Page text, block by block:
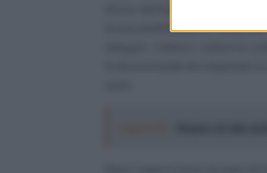
diverse tipologie di natanti.
di non punibilità per la